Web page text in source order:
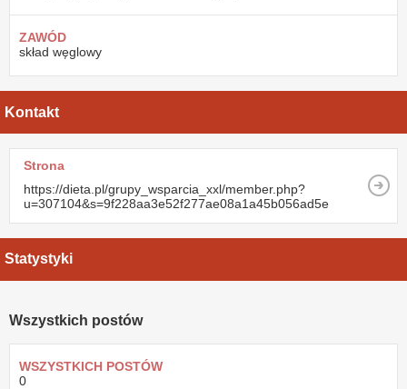
ZAWÓD
skład węglowy
Kontakt
Strona
https://dieta.pl/grupy_wsparcia_xxl/member.php?
u=307104&s=9f228aa3e52f277ae08a1a45b056ad5e
Statystyki
Wszystkich postów
WSZYSTKICH POSTÓW
0